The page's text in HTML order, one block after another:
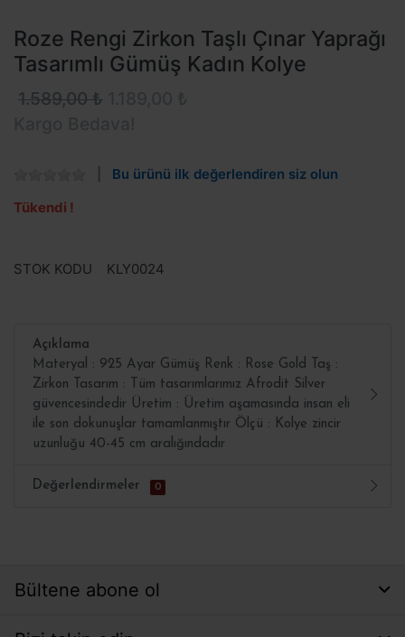
Roze Rengi Zirkon Taşlı Çınar Yaprağı
Tasarımlı Gümüş Kadın Kolye
1.589,00 ₺
Bu ürünü ilk değerlendiren siz olun
Tükendi !
STOK KODU KLY0024
Açıklama
Materyal : 925 Ayar Gümüş Renk : Rose Gold Taş :
Zirkon Tasarım : Tüm tasarımlarımız Afrodit Silver
güvencesindedir Üretim : Üretim aşamasında insan eli
ile son dokunuşlar tamamlanmıştır Ölçü : Kolye zincir
uzunluğu 40-45 cm aralığındadır
Değerlendirmeler 0
Bültene abone ol